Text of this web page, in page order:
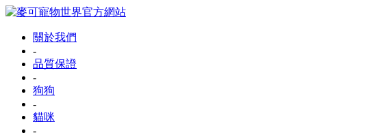
關於我們
-
品質保證
-
狗狗
-
貓咪
-